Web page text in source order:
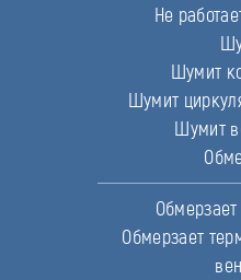
Не
Шумит
Шумит
Шумит
Обмерзает